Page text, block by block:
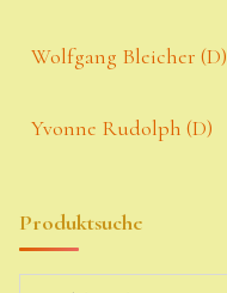
Wolfgang Bleicher (D)
Yvonne Rudolph (D)
Produktsuche